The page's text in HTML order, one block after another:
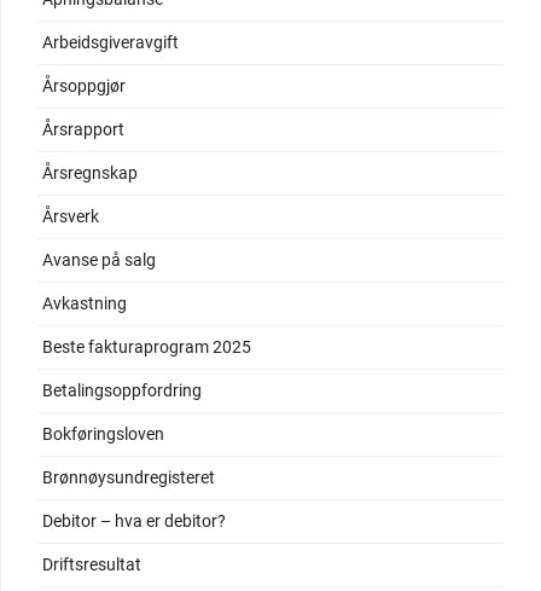
Arbeidsgiveravgift
Årsoppgjør
Årsrapport
Årsregnskap
Årsverk
Avanse på salg
Avkastning
Beste fakturaprogram 2025
Betalingsoppfordring
Bokføringsloven
Brønnøysundregisteret
Debitor – hva er debitor?
Driftsresultat